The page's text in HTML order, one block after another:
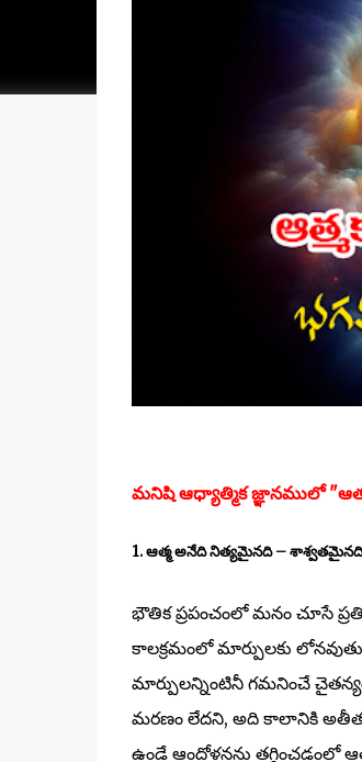
మనిషి ఆధ్యాత్మిక జ్ఞానములో
1. ఆత్మ అనేది నిత్యమైనది – శాశ్వతమైనది
భౌతిక ప్రపంచంలో మనం చూసే ప్రతి
కాలక్రమంలో మార్పులకు
మార్పులన్నింటినీ గమనించే
మరణం లేదని, అది కాలానికి
ఉండే ఆందోళనను తగ్గించడంలో